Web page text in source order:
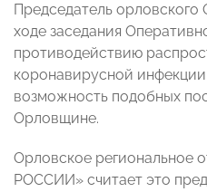
Председатель
ходе заседания
противодействию
коронавирусной
возможность подобных
Орловщине.
Орловское региональное
РОССИИ» считает это